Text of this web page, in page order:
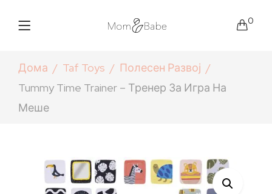
0
Дома Taf Toys
Полесен Развој
Tummy Time Trainer – Тренер За Игра На
Меше